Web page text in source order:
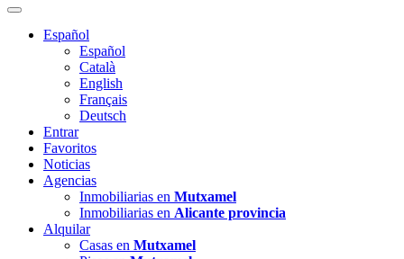
Español
Español
Català
English
Français
Deutsch
Entrar
Favoritos
Noticias
Agencias
Inmobiliarias en Mutxamel
Inmobiliarias en Alicante provincia
Alquilar
Casas en Mutxamel